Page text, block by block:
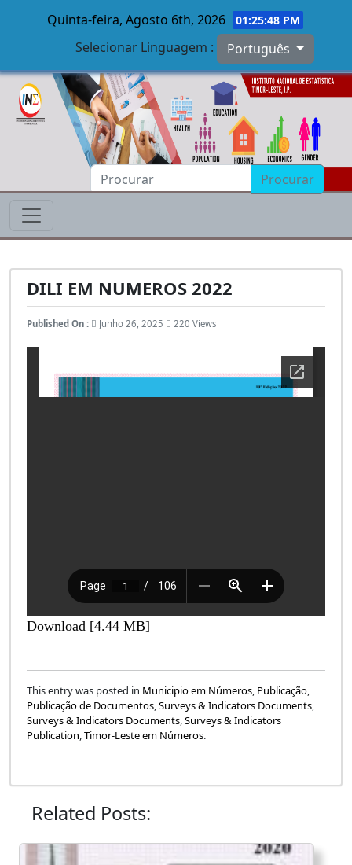
Skip to main content
Quinta-feira, Agosto 6th, 2026 01:25:49 PM
Selecionar Linguagem : Português
Procurar
DILI EM NUMEROS 2022
Published On : Junho 26, 2025 220 Views
Download [4.44 MB]
This entry was posted in Municipio em Números, Publicação,
Publicação de Documentos,Surveys & Indicators Documents,
Surveys & Indicators Documents,Surveys & Indicators
Publication,Timor-Leste em Números.
Related Posts: